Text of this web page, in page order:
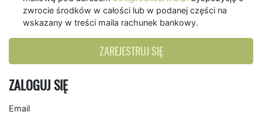
zwrocie środków w całości lub w podanej części na
wskazany w treści maila rachunek bankowy.
ZAREJESTRUJ SIĘ
ZALOGUJ SIĘ
Email